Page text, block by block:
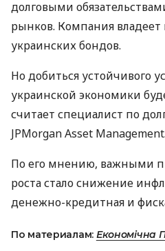
долговыми
рынков. Компания
украинских бондов.
Но добиться устойчивого
украинской экономики
считает специалист по
JPMorgan Asset Management.
По его мнению, важными
роста стало снижение
денежно-кредитная и
По материалам: Економічна